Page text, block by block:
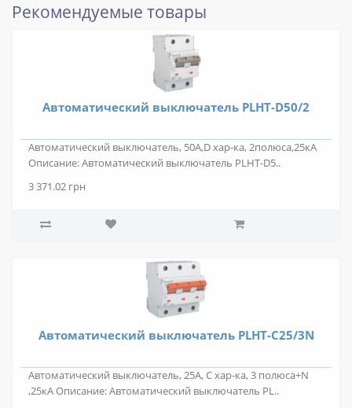
Рекомендуемые товары
Автоматический выключатель PLHT-D50/2
Автоматический выключатель, 50А,D хар-ка, 2полюса,25кА
Описание: Автоматический выключатель PLHT-D5..
3 371.02 грн
Автоматический выключатель PLHT-C25/3N
Автоматический выключатель, 25А, C хар-ка, 3 полюса+N
,25кА Описание: Автоматический выключатель PL..